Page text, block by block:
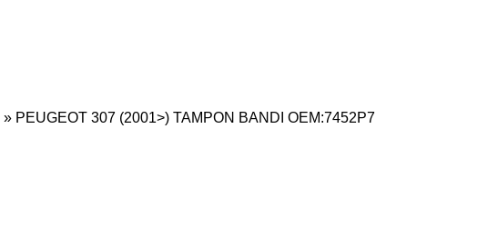
» PEUGEOT 307 (2001>) TAMPON BANDI OEM:7452P7